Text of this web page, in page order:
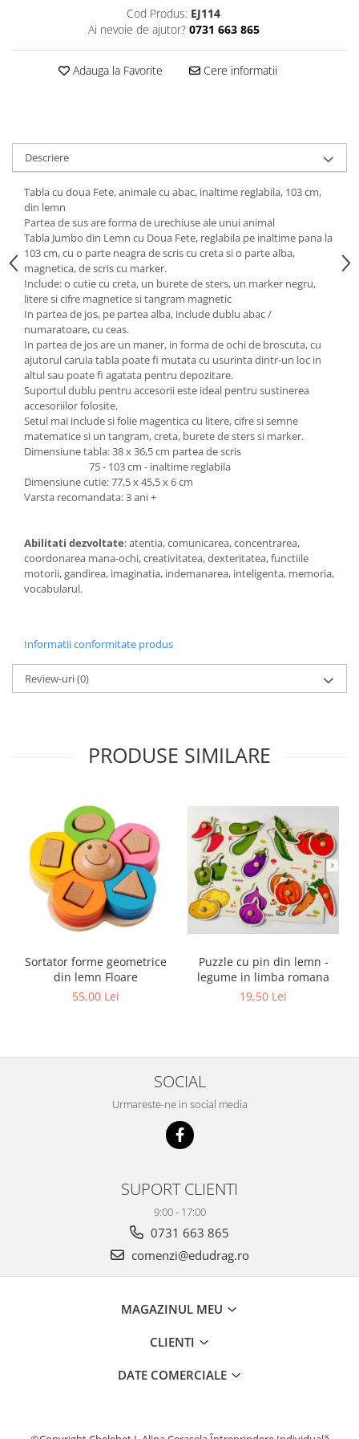
Cod Produs: EJ114
Ai nevoie de ajutor? 0731 663 865
Adauga la Favorite Cere informatii
Descriere
Tabla cu doua Fete, animale cu abac, inaltime reglabila, 103 cm,
din lemn
Partea de sus are forma de urechiuse ale unui animal
Tabla Jumbo din Lemn cu Doua Fete, reglabila pe inaltime pana la
103 cm, cu o parte neagra de scris cu creta si o parte alba,
magnetica, de scris cu marker.
Include: o cutie cu creta, un burete de sters, un marker negru,
litere si cifre magnetice si tangram magnetic
In partea de jos, pe partea alba, include dublu abac /
numaratoare, cu ceas.
In partea de jos are un maner, in forma de ochi de broscuta, cu
ajutorul caruia tabla poate fi mutata cu usurinta dintr-un loc in
altul sau poate fi agatata pentru depozitare.
Suportul dublu pentru accesorii este ideal pentru sustinerea
accesoriilor folosite.
Setul mai include si folie magentica cu litere, cifre si semne
matematice si un tangram, creta, burete de sters si marker.
Dimensiune tabla: 38 x 36,5 cm partea de scris
75 - 103 cm - inaltime reglabila
Dimensiune cutie: 77,5 x 45,5 x 6 cm
Varsta recomandata: 3 ani +
Abilitati dezvoltate: atentia, comunicarea, concentrarea,
coordonarea mana-ochi, creativitatea, dexteritatea, functiile
motorii, gandirea, imaginatia, indemanarea, inteligenta, memoria,
vocabularul.
Informatii conformitate produs
Review-uri(0)
PRODUSE SIMILARE
Sortator forme geometrice
din lemn Floare
55,00 Lei
Puzzle cu pin din lemn -
legume in limba romana
19,50 Lei
SOCIAL
Urmareste-ne in social media
SUPORT CLIENTI
9:00 - 17:00
0731 663 865
comenzi@edudrag.ro
MAGAZINUL MEU
CLIENTI
DATE COMERCIALE